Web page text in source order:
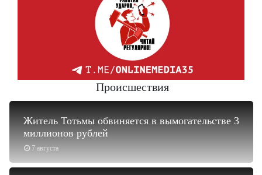
Происшествия
7 августа
Житель Тотьмы обвиняется в вымогательстве 3
миллионов рублей